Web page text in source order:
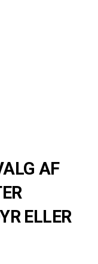
AF
ELLER